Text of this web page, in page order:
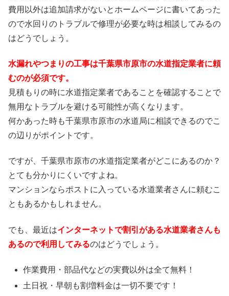
費用以外は追加請求がないとホームページに書いてあった
ので水回りのトラブルで修理が必要な時は相談してみるの
はどうでしょう。
水漏れやつまりの工事は千葉県市原市の水道指定業者に頼
むのが必須です。
見積もりの時に水道指定業者であることを確認することで
無用なトラブルを避ける可能性が高くなります。
何かあった時も千葉県市原市の水道局に相談できるのでこ
の辺りがポイントです。
ですが、千葉県市原市の水道指定業者がどこにあるのか？
とても分かりにくいですよね。
マンションならポストに入っている水道業者さんに頼むこ
ともあるかもしれません。
でも、最近はインターネットで割引がある水道業者さんも
あるので利用してみるのはどうでしょう。
作業費用・部品代などの実費以外は全て無料！
土日祝・早朝も割増料金は一切不要です！